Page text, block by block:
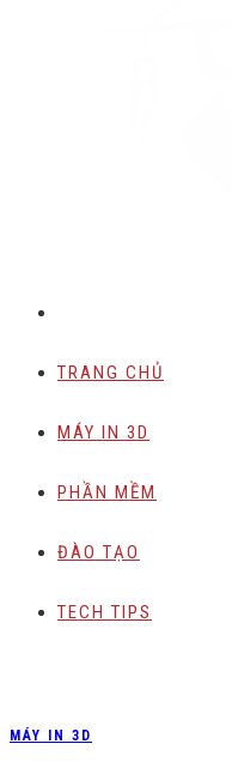
TRANG CHỦ
MÁY IN 3D
PHẦN MỀM
ĐÀO TẠO
TECH TIPS
MÁY IN 3D